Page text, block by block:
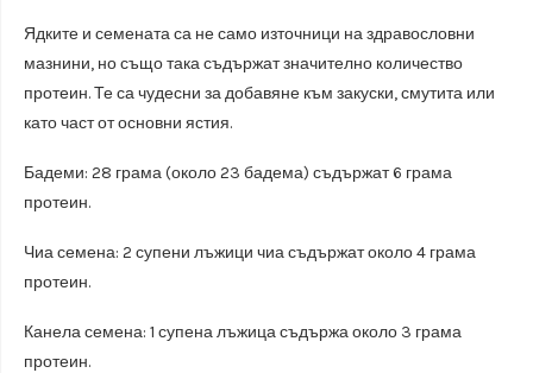
Ядките и семената са не само източници на здравословни
мазнини, но също така съдържат значително количество
протеин. Те са чудесни за добавяне към закуски, смутита или
като част от основни ястия.
Бадеми: 28 грама (около 23 бадема) съдържат 6 грама
протеин.
Чиа семена: 2 супени лъжици чиа съдържат около 4 грама
протеин.
Канела семена: 1 супена лъжица съдържа около 3 грама
протеин.